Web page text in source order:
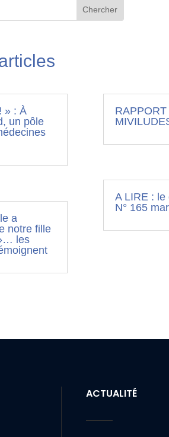
» : À
un pôle
a
notre fille
les
RAPPORT
A LIRE : le
N° 165
ACTUALITÉ